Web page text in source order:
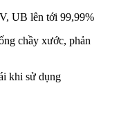
UB lên tới 99,99%
chầy xước, phản
khi sử dụng